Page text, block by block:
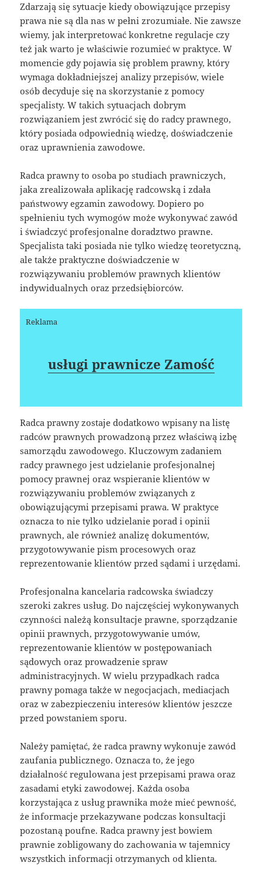
Zdarzają się sytuacje kiedy obowiązujące przepisy
prawa nie są dla nas w pełni zrozumiałe. Nie zawsze
wiemy, jak interpretować konkretne regulacje czy
też jak warto je właściwie rozumieć w praktyce. W
momencie gdy pojawia się problem prawny, który
wymaga dokładniejszej analizy przepisów, wiele
osób decyduje się na skorzystanie z pomocy
specjalisty. W takich sytuacjach dobrym
rozwiązaniem jest zwrócić się do radcy prawnego,
który posiada odpowiednią wiedzę, doświadczenie
oraz uprawnienia zawodowe.
Radca prawny to osoba po studiach prawniczych,
jaka zrealizowała aplikację radcowską i zdała
państwowy egzamin zawodowy. Dopiero po
spełnieniu tych wymogów może wykonywać zawód
i świadczyć profesjonalne doradztwo prawne.
Specjalista taki posiada nie tylko wiedzę teoretyczną,
ale także praktyczne doświadczenie w
rozwiązywaniu problemów prawnych klientów
indywidualnych oraz przedsiębiorców.
Reklama
usługi prawnicze Zamość
Radca prawny zostaje dodatkowo wpisany na listę
radców prawnych prowadzoną przez właściwą izbę
samorządu zawodowego. Kluczowym zadaniem
radcy prawnego jest udzielanie profesjonalnej
pomocy prawnej oraz wspieranie klientów w
rozwiązywaniu problemów związanych z
obowiązującymi przepisami prawa. W praktyce
oznacza to nie tylko udzielanie porad i opinii
prawnych, ale również analizę dokumentów,
przygotowywanie pism procesowych oraz
reprezentowanie klientów przed sądami i urzędami.
Profesjonalna kancelaria radcowska świadczy
szeroki zakres usług. Do najczęściej wykonywanych
czynności należą konsultacje prawne, sporządzanie
opinii prawnych, przygotowywanie umów,
reprezentowanie klientów w postępowaniach
sądowych oraz prowadzenie spraw
administracyjnych. W wielu przypadkach radca
prawny pomaga także w negocjacjach, mediacjach
oraz w zabezpieczeniu interesów klientów jeszcze
przed powstaniem sporu.
Należy pamiętać, że radca prawny wykonuje zawód
zaufania publicznego. Oznacza to, że jego
działalność regulowana jest przepisami prawa oraz
zasadami etyki zawodowej. Każda osoba
korzystająca z usług prawnika może mieć pewność,
że informacje przekazywane podczas konsultacji
pozostaną poufne. Radca prawny jest bowiem
prawnie zobligowany do zachowania w tajemnicy
wszystkich informacji otrzymanych od klienta.